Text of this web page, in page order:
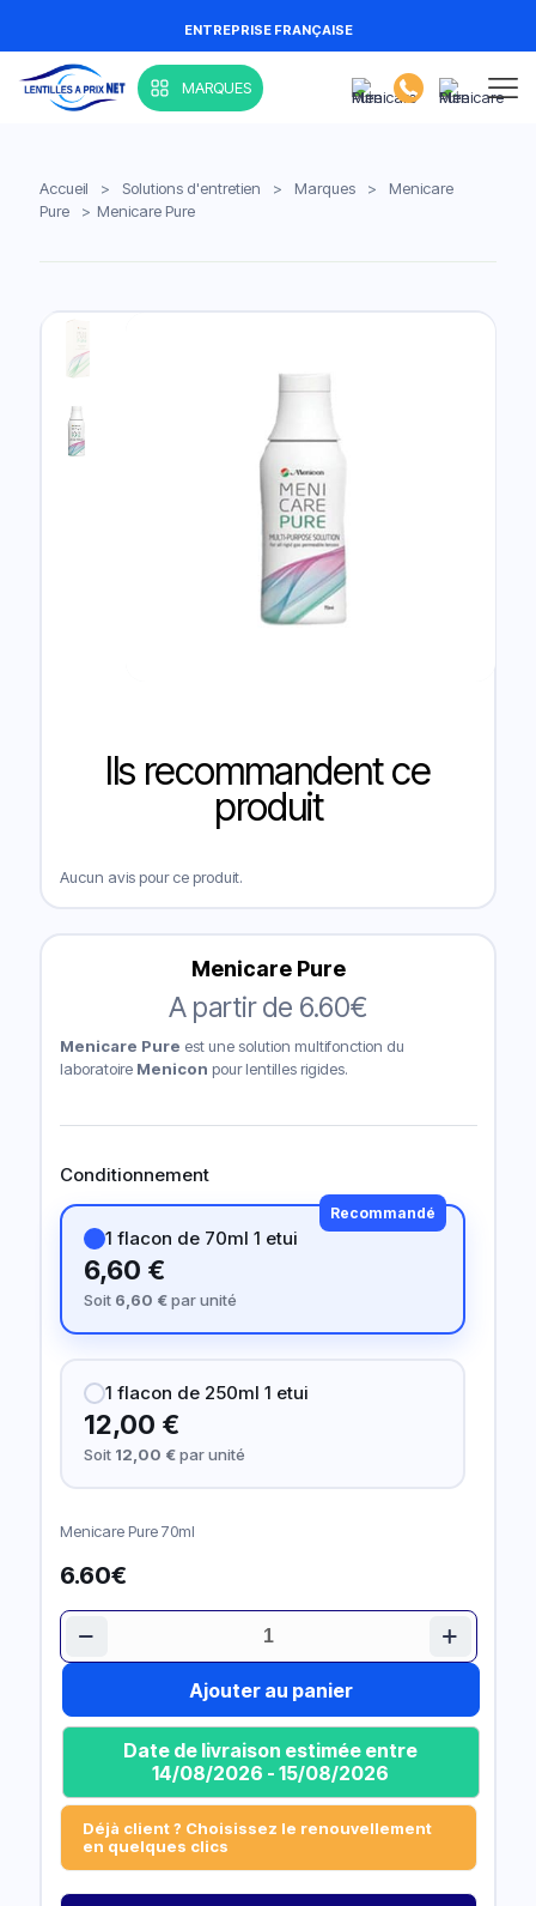
ENTREPRISE FRANÇAISE
MARQUES
Accueil > Solutions d'entretien > Marques >
Menicare
Pure
> Menicare Pure
Ils recommandent ce
produit
Aucun avis pour ce produit.
Menicare Pure
A partir de 6.60€
Menicare Pure est une solution multifonction du
laboratoire Menicon pour lentilles rigides.
Conditionnement
Recommandé
1 flacon de 70ml 1 etui
6,60 €
Soit 6,60 €par unité
1 flacon de 250ml 1 etui
12,00 €
Soit 12,00 €par unité
Menicare Pure 70ml
6.60€
quantité
Menicare
Ajouter au panier
Date de livraison estimée entre
14/08/2026 - 15/08/2026
Déjà client ? Choisissez le renouvellement
en quelques clics